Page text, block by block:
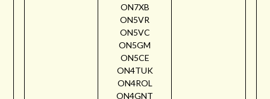
ON7XB
ON5VR
ON5VC
ON5GM
ON5CE
ON4TUK
ON4ROL
ON4GNT